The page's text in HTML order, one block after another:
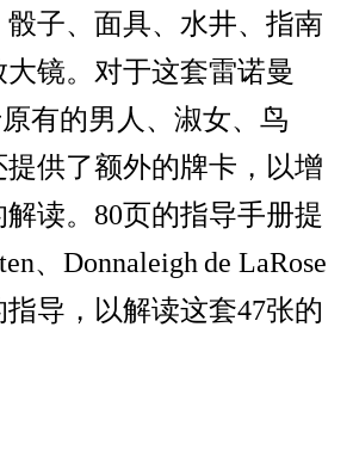
子、面具、水井、指南
镜。对于这套雷诺曼
有的男人、淑女、鸟
提供了额外的牌卡，以增
读。 80页的指导手册提
、 Donnaleigh de LaRose
导，以解读这套47张的